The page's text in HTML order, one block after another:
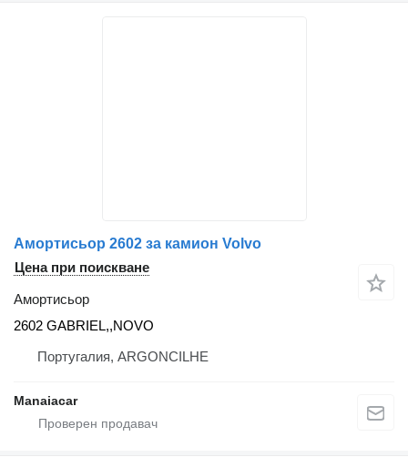
Амортисьор 2602 за камион Volvo
Цена при поискване
Амортисьор
2602 GABRIEL,,NOVO
Португалия, ARGONCILHE
Manaiacar